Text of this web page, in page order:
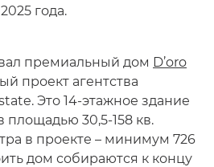
года.
премиальный дом D’oro
проект агентства
Это 14-этажное здание
площадью 30,5-158 кв.
в проекте – минимум 726
дом собираются к концу